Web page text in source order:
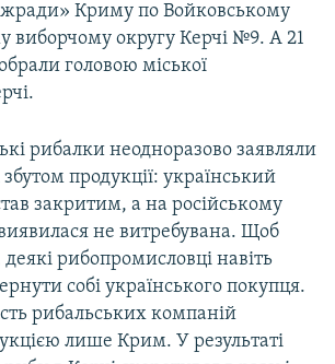
Криму по Войковському
виборчому округу Керчі №9. А 21
головою міської
рибалки неодноразово заявляли
продукції: український
закритим, а на російському
не витребувана. Щоб
деякі рибопромисловці навіть
собі українського покупця.
рибальських компаній
лише Крим. У результаті